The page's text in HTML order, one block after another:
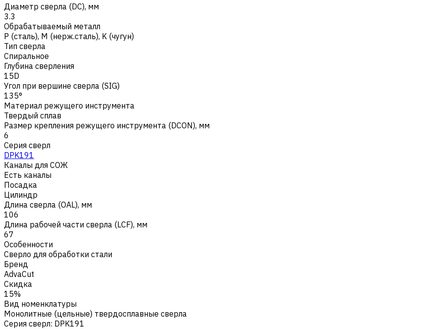
Диаметр сверла (DC), мм
3.3
Обрабатываемый металл
Р (сталь), M (нерж.сталь), K (чугун)
Тип сверла
Спиральное
Глубина сверления
15D
Угол при вершине сверла (SIG)
135°
Материал режущего инструмента
Твердый сплав
Размер крепления режущего инструмента (DCON), мм
6
Серия сверл
DPK191
Каналы для СОЖ
Есть каналы
Посадка
Цилиндр
Длина сверла (OAL), мм
106
Длина рабочей части сверла (LCF), мм
67
Особенности
Сверло для обработки стали
Бренд
AdvaCut
Скидка
15%
Вид номенклатуры
Монолитные (цельные) твердосплавные сверла
Серия сверл: DPK191